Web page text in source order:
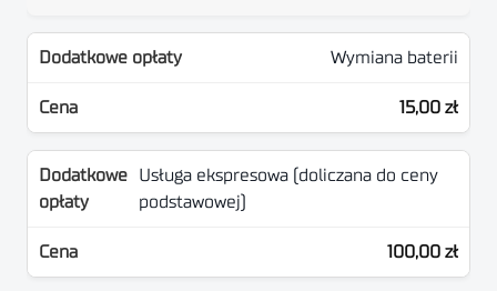
Wymiana baterii
15,00 zł
Usługa ekspresowa (doliczana do ceny
podstawowej)
100,00 zł